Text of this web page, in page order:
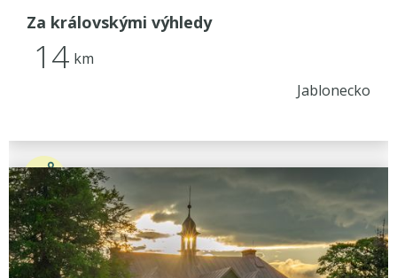
Za královskými výhledy
14 km
Jablonecko